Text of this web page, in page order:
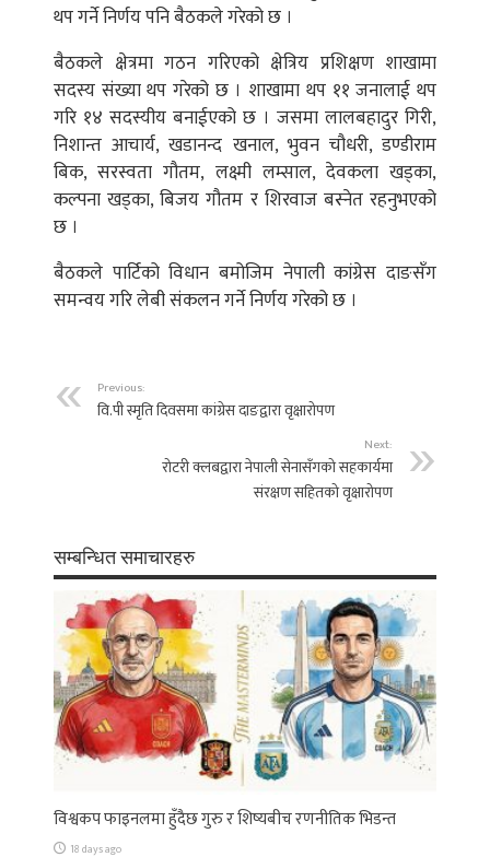
थप गर्ने निर्णय पनि बैठकले गरेको छ ।
बैठकले क्षेत्रमा गठन गरिएको क्षेत्रिय प्रशिक्षण शाखामा
सदस्य संख्या थप गरेको छ । शाखामा थप ११ जनालाई थप
गरि १४ सदस्यीय बनाईएको छ । जसमा लालबहादुर गिरी,
निशान्त आचार्य, खडानन्द खनाल, भुवन चौधरी, डण्डीराम
बिक, सरस्वता गौतम, लक्ष्मी लम्साल, देवकला खड्का,
कल्पना खड्का, बिजय गौतम र शिरवाज बस्नेत रहनुभएको
छ ।
बैठकले पार्टिको विधान बमोजिम नेपाली कांग्रेस दाङसँग
समन्वय गरि लेबी संकलन गर्ने निर्णय गरेको छ ।
Previous:
वि.पी स्मृति दिवसमा कांग्रेस दाङद्वारा वृक्षारोपण
Next:
रोटरी क्लबद्वारा नेपाली सेनासँगको सहकार्यमा
संरक्षण सहितको वृक्षारोपण
सम्बन्धित समाचारहरु
विश्वकप फाइनलमा हुँदैछ गुरु र शिष्यबीच रणनीतिक भिडन्त
18 days ago